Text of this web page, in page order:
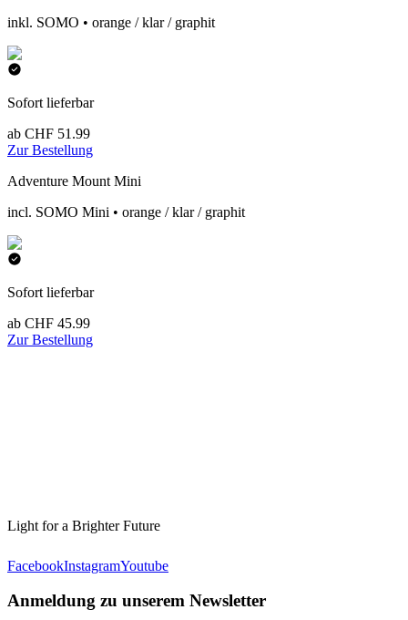
inkl. SOMO • orange / klar / graphit
Sofort lieferbar
ab CHF 51.99
Zur Bestellung
Adventure Mount Mini
incl. SOMO Mini • orange / klar / graphit
Sofort lieferbar
ab CHF 45.99
Zur Bestellung
Light for a Brighter Future
FacebookInstagramYoutube
Anmeldung zu unserem Newsletter